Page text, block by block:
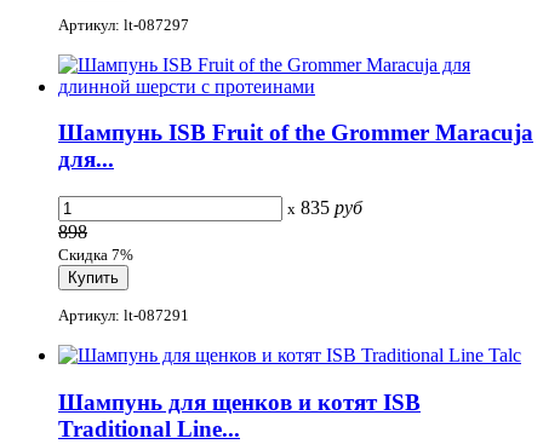
Артикул: lt-087297
Шампунь ISB Fruit of the Grommer Maracuja
для...
x 835 руб
898
Скидка 7%
Артикул: lt-087291
Шампунь для щенков и котят ISB
Traditional Line...